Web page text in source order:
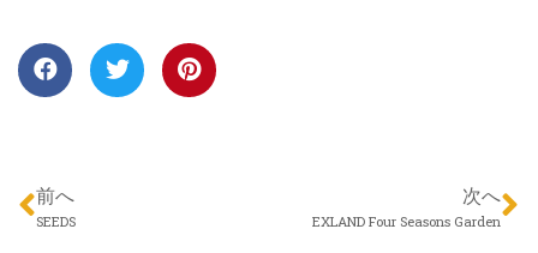
前へ
SEEDS
次へ
EXLAND Four Seasons Garden